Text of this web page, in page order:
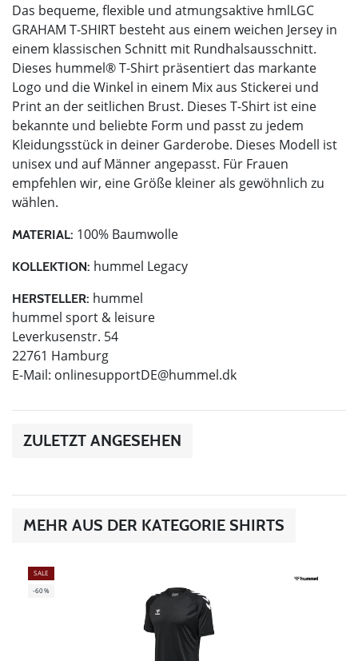
Das bequeme, flexible und atmungsaktive hmlLGC
GRAHAM T-SHIRT besteht aus einem weichen Jersey in
einem klassischen Schnitt mit Rundhalsausschnitt.
Dieses hummel® T-Shirt präsentiert das markante
Logo und die Winkel in einem Mix aus Stickerei und
Print an der seitlichen Brust. Dieses T-Shirt ist eine
bekannte und beliebte Form und passt zu jedem
Kleidungsstück in deiner Garderobe. Dieses Modell ist
unisex und auf Männer angepasst. Für Frauen
empfehlen wir, eine Größe kleiner als gewöhnlich zu
wählen.
MATERIAL: 100% Baumwolle
KOLLEKTION: hummel Legacy
HERSTELLER: hummel
hummel sport & leisure
Leverkusenstr. 54
22761 Hamburg
E-Mail: onlinesupportDE@hummel.dk
ZULETZT ANGESEHEN
MEHR AUS DER KATEGORIE SHIRTS
SALE
-60%